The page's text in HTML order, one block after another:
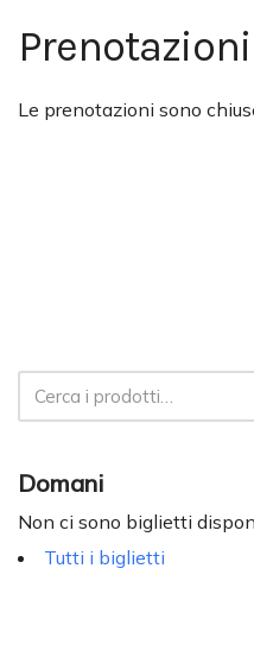
Prenotazioni
Le prenotazioni sono
Domani
Non ci sono biglietti
Tutti i biglietti